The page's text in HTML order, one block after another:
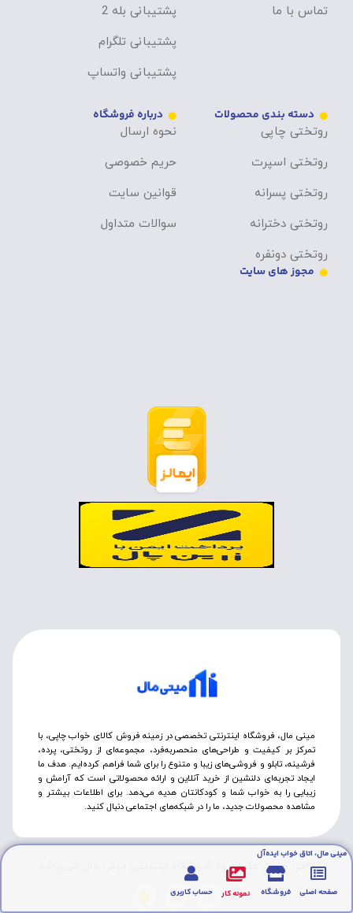
تماس با ما
پشتیبانی بله 2
پشتیبانی تلگرام
پشتیبانی واتساپ
دسته بندی محصولات
روتختی چاپی
روتختی اسپرت
روتختی پسرانه
روتختی دخترانه
روتختی دونفره
درباره فروشگاه
نحوه ارسال
حریم خصوصی
قوانین سایت
سوالات متداول
مجوز های سایت
مینی مال، فروشگاه اینترنتی تخصصی در زمینه فروش کالای خواب چاپی، با
تمرکز بر کیفیت و طراحی‌های منحصربه‌فرد، مجموعه‌ای از روتختی‌، پرده،
فرشینه، تابلو و فروشی‌های زیبا و متنوع را برای شما فراهم کرده‌ایم. هدف ما
ایجاد تجربه‌ای دلنشین از خرید آنلاین و ارائه محصولاتی است که آرامش و
زیبایی را به خواب شما و کودکانتان هدیه می‌دهد. برای اطلاعات بیشتر و
مشاهده محصولات جدید، ما را در شبکه‌های اجتماعی دنبال کنید.
تمامی حقوق متعلق به فروشگاه اینترنتی مینی مال می باشد.
مینی مال، اتاق خواب ایده‌آل
صفحه اصلی فروشگاه نمونه کار حساب کاربری